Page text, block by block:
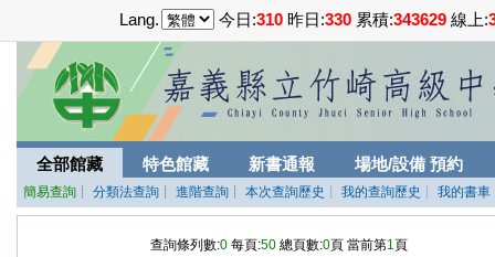
Lang. 今日:310 昨日:330 累積:343629 線上:
全部館藏 特色館藏 新書通報 場地/設備 預約
簡易查詢 ┊ 分類法查詢 ┊ 進階查詢 ┊ 本次查詢歷史 ┊ 我的查詢歷史 ┊ 我的書車
查詢條列數:0 每頁:50 總頁數:0頁 當前第1頁